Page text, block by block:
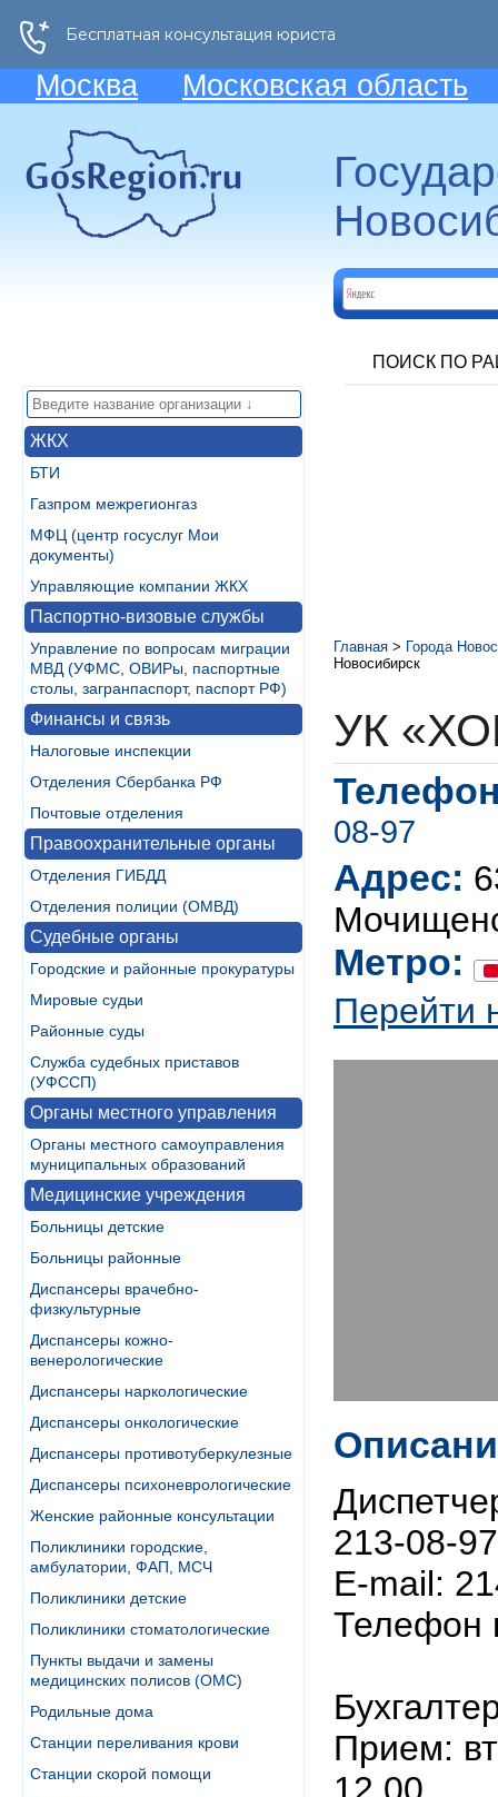
Москва Московская область
ПОИСК ПО
ЖКХ
БТИ
Газпром межрегионгаз
МФЦ (центр госуслуг Мои
документы)
Управляющие компании ЖКХ
Паспортно-визовые службы
Управление по вопросам миграции
МВД (УФМС, ОВИРы, паспортные
столы, загранпаспорт, паспорт РФ)
Финансы и связь
Налоговые инспекции
Отделения Сбербанка РФ
Почтовые отделения
Правоохранительные органы
Отделения ГИБДД
Отделения полиции (ОМВД)
Судебные органы
Городские и районные прокуратуры
Мировые судьи
Районные суды
Служба судебных приставов
(УФССП)
Органы местного управления
Органы местного самоуправления
муниципальных образований
Медицинские учреждения
Больницы детские
Больницы районные
Диспансеры врачебно-
физкультурные
Диспансеры кожно-
венерологические
Диспансеры наркологические
Диспансеры онкологические
Диспансеры противотуберкулезные
Диспансеры психоневрологические
Женские районные консультации
Поликлиники городские,
амбулатории, ФАП, МСЧ
Поликлиники детские
Поликлиники стоматологические
Пункты выдачи и замены
медицинских полисов (ОМС)
Родильные дома
Станции переливания крови
Станции скорой помощи
Главная > Города
Новосибирск
УК
08-97
Адрес:
Метро:
Перейти
213-08-
E-mail:
Телефон
Прием: